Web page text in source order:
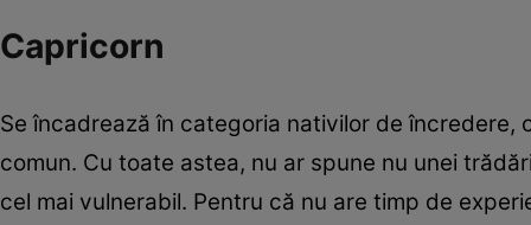
Capricorn
Se încadrează în categoria nativilor de
comun. Cu toate astea, nu ar spune nu unei
cel mai vulnerabil. Pentru că nu are timp de